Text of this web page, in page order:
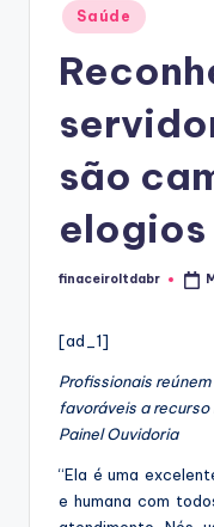
Posted
in
Saúde
são
elogios
Posted
finaceiroltdabr
[ad_1]
Profissionais
favoráveis a recurso
Painel Ouvidoria
“Ela é uma
e humana com